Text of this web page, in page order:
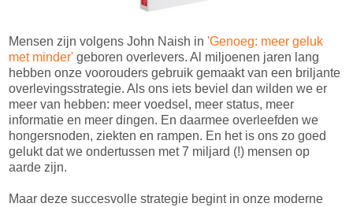
Mensen zijn volgens John Naish in 'Genoeg: meer geluk
met minder' geboren overlevers. Al miljoenen jaren lang
hebben onze voorouders gebruik gemaakt van een briljante
overlevingsstrategie. Als ons iets beviel dan wilden we er
meer van hebben: meer voedsel, meer status, meer
informatie en meer dingen. En daarmee overleefden we
hongersnoden, ziekten en rampen. En het is ons zo goed
gelukt dat we ondertussen met 7 miljard (!) mensen op
aarde zijn.
Maar deze succesvolle strategie begint in onze moderne